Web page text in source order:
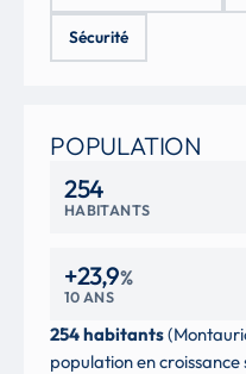
Sécurité
POPULATION
254
HABITANTS
+23,9%
10 ANS
254 habitants
population en croissance